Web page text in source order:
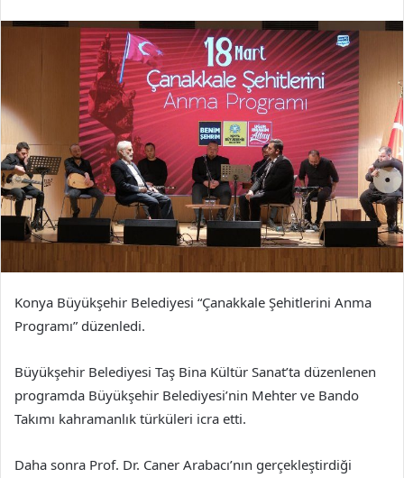
posta
göndermek
Konya Büyükşehir Belediyesi “Çanakkale Şehitlerini Anma
Programı” düzenledi.
Büyükşehir Belediyesi Taş Bina Kültür Sanat’ta düzenlenen
programda Büyükşehir Belediyesi’nin Mehter ve Bando
Takımı kahramanlık türküleri icra etti.
Daha sonra Prof. Dr. Caner Arabacı’nın gerçekleştirdiği